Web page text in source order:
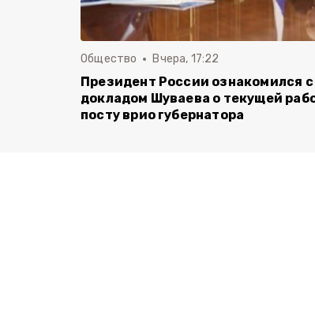
Общество Вчера, 17:22
Президент России ознакомился с
докладом Шуваева о текущей
посту врио губернатора